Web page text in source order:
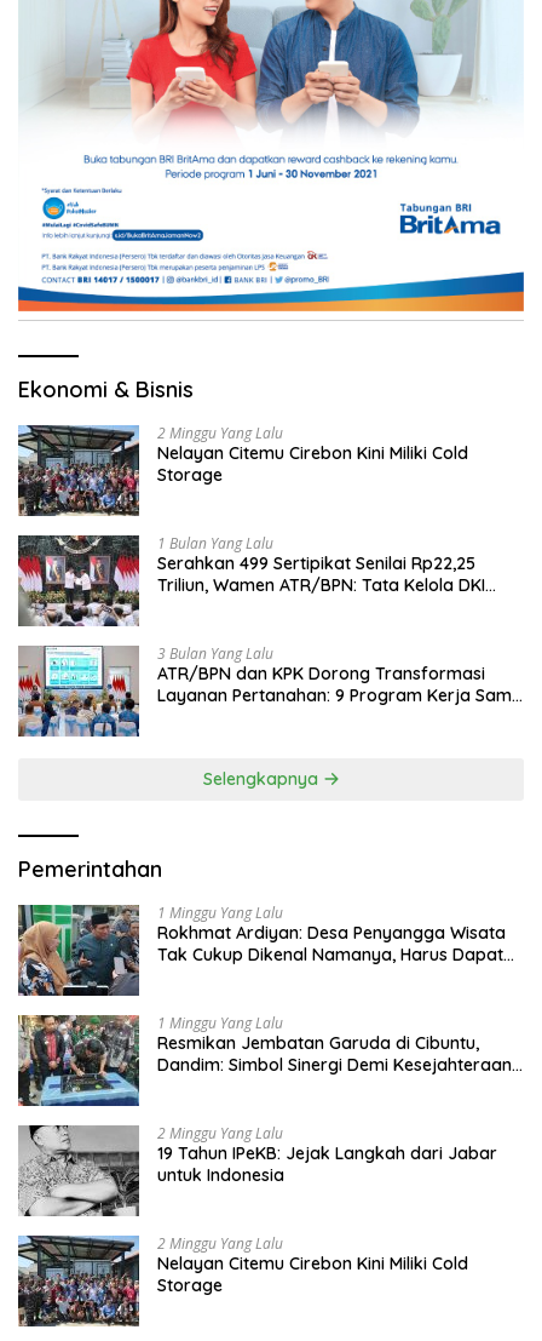
Ekonomi & Bisnis
2 Minggu Yang Lalu
Nelayan Citemu Cirebon Kini Miliki Cold
Storage
1 Bulan Yang Lalu
Serahkan 499 Sertipikat Senilai Rp22,25
Triliun, Wamen ATR/BPN: Tata Kelola DKI
3 Bulan Yang Lalu
ATR/BPN dan KPK Dorong Transformasi
Layanan Pertanahan: 9 Program Kerja Sama
Selengkapnya
Pemerintahan
1 Minggu Yang Lalu
Rokhmat Ardiyan: Desa Penyangga Wisata
Tak Cukup Dikenal Namanya, Harus Dapat
1 Minggu Yang Lalu
Resmikan Jembatan Garuda di Cibuntu,
Dandim: Simbol Sinergi Demi Kesejahteraan
2 Minggu Yang Lalu
19 Tahun IPeKB: Jejak Langkah dari Jabar
untuk Indonesia
2 Minggu Yang Lalu
Nelayan Citemu Cirebon Kini Miliki Cold
Storage